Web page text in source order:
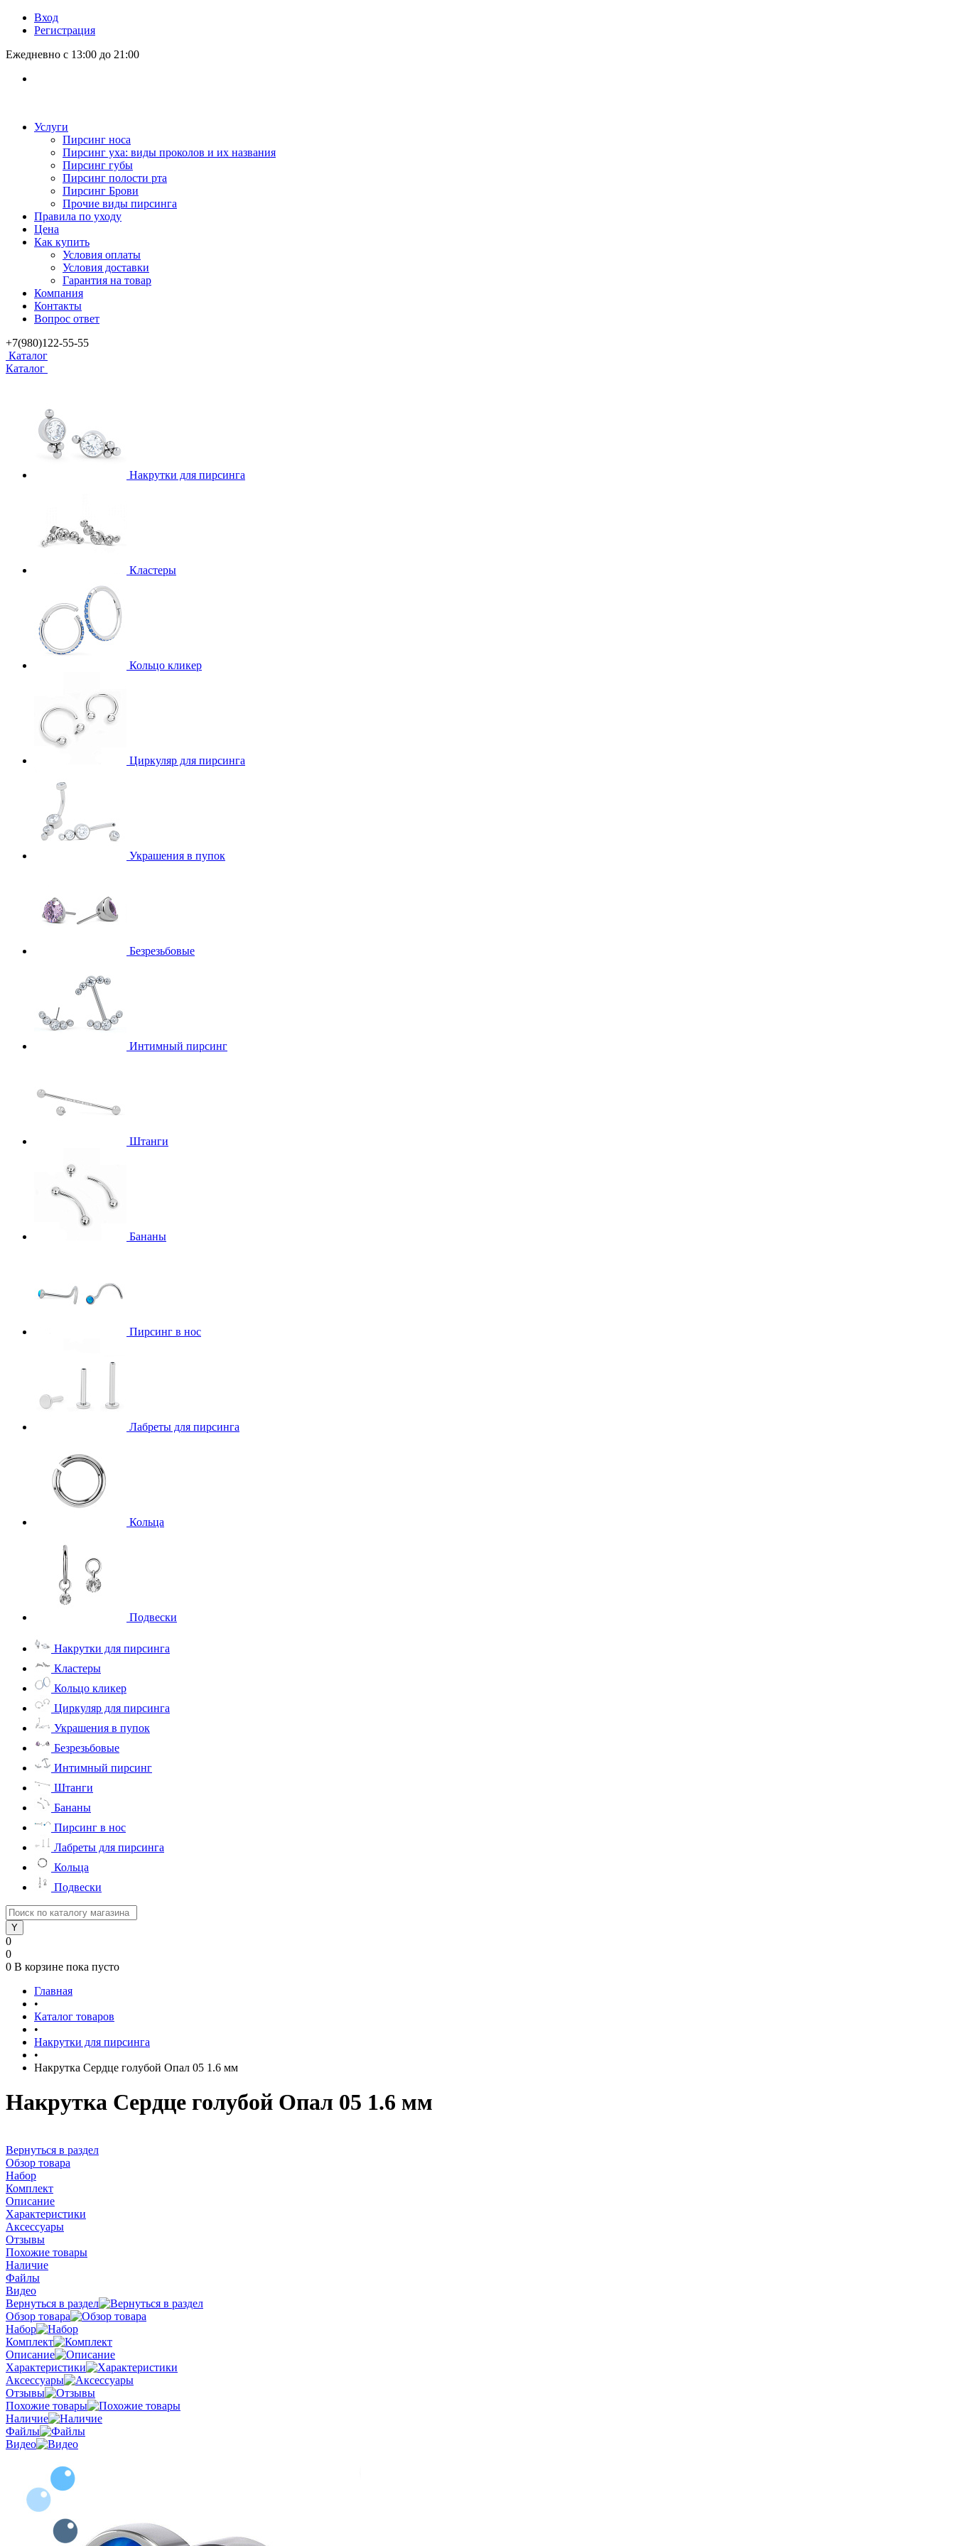
Вход
Регистрация
Ежедневно с 13:00 до 21:00
Услуги
Пирсинг носа
Пирсинг уха: виды проколов и их названия
Пирсинг губы
Пирсинг полости рта
Пирсинг Брови
Прочие виды пирсинга
Правила по уходу
Цена
Как купить
Условия оплаты
Условия доставки
Гарантия на товар
Компания
Контакты
Вопрос ответ
+7(980)122-55-55
Каталог
Каталог
Накрутки для пирсинга
Кластеры
Кольцо кликер
Циркуляр для пирсинга
Украшения в пупок
Безрезьбовые
Интимный пирсинг
Штанги
Бананы
Пирсинг в нос
Лабреты для пирсинга
Кольца
Подвески
Накрутки для пирсинга
Кластеры
Кольцо кликер
Циркуляр для пирсинга
Украшения в пупок
Безрезьбовые
Интимный пирсинг
Штанги
Бананы
Пирсинг в нос
Лабреты для пирсинга
Кольца
Подвески
0
0
0 В корзине пока пусто
Главная
•
Каталог товаров
•
Накрутки для пирсинга
•
Накрутка Сердце голубой Опал 05 1.6 мм
Накрутка Сердце голубой Опал 05 1.6 мм
Вернуться в раздел
Обзор товара
Набор
Комплект
Описание
Характеристики
Аксессуары
Отзывы
Похожие товары
Наличие
Файлы
Видео
Вернуться в раздел
Обзор товара
Набор
Комплект
Описание
Характеристики
Аксессуары
Отзывы
Похожие товары
Наличие
Файлы
Видео